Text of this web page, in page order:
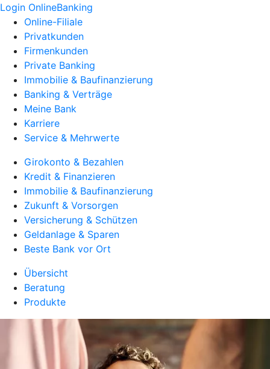
Login OnlineBanking
Online-Filiale
Privatkunden
Firmenkunden
Private Banking
Immobilie & Baufinanzierung
Banking & Verträge
Meine Bank
Karriere
Service & Mehrwerte
Girokonto & Bezahlen
Kredit & Finanzieren
Immobilie & Baufinanzierung
Zukunft & Vorsorgen
Versicherung & Schützen
Geldanlage & Sparen
Beste Bank vor Ort
Übersicht
Beratung
Produkte